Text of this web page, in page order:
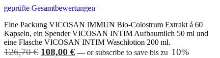
out of 5
geprüfte Gesamtbewertungen
Eine Packung VICOSAN IMMUN Bio-Colostrum Extrakt á 60
Kapseln, ein Spender VICOSAN INTIM Aufbaumilch 50 ml und
eine Flasche VICOSAN INTIM Waschlotion 200 ml.
126,70€ Ursprünglicher
108,00 €Aktueller
— or subscribe to save bis zu 10%